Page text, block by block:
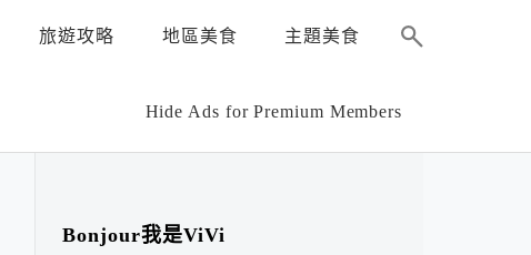
旅遊攻略 地區美食 主題美食
Hide Ads for Premium Members
Bonjour我是ViVi